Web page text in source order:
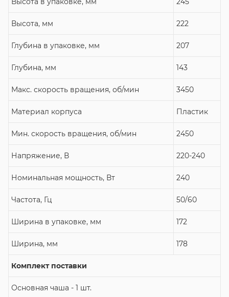
Высота, мм 222
Глубина в упаковке, мм 207
Глубина, мм 143
Макс. скорость вращения, об/мин 3450
Материал корпуса Пластик
Мин. скорость вращения, об/мин 2450
Напряжение, В 220-240
Номинальная мощность, Вт 240
Частота, Гц 50/60
Ширина в упаковке, мм 172
Ширина, мм 178
Комплект поставки
Основная чаша - 1 шт.